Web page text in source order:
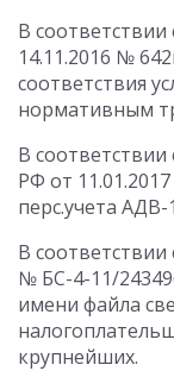
В
14.11.2016 №
соответствия
нормативным
В
РФ от
перс.учета
В
№ БС-4-11/
имени файла
крупнейших.